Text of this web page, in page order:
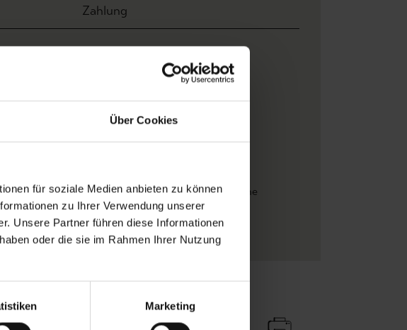
Über Cookies
für soziale Medien anbieten zu können
zu Ihrer Verwendung unserer
Unsere Partner führen diese Informationen
oder die sie im Rahmen Ihrer Nutzung
Marketing
Zahlung
Blumen, Blätter
Digitaldruck
Florale Muster, FotoTapeten, Moderne
Tapeten
Vliestapeten